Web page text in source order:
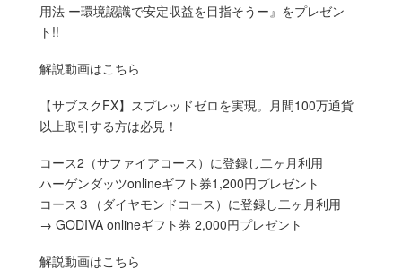
用法 ー環境認識で安定収益を目指そうー』をプレゼン
ト!!
解説動画はこちら
【サブスクFX】スプレッドゼロを実現。月間100万通貨
以上取引する方は必見！
コース2（サファイアコース）に登録し二ヶ月利用
ハーゲンダッツonlineギフト券1,200円プレゼント
コース３（ダイヤモンドコース）に登録し二ヶ月利用
→ GODIVA onlineギフト券 2,000円プレゼント
解説動画はこちら